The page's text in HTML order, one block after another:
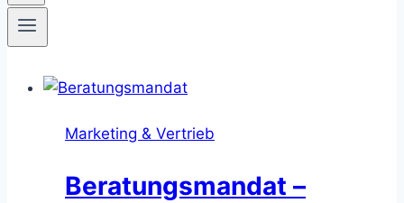
Marketing & Vertrieb
Beratungsmandat –